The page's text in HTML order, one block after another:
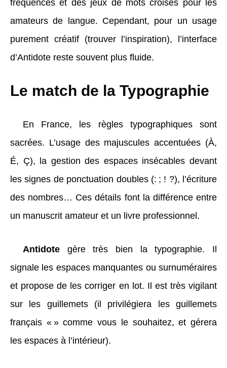
fréquences et des jeux de mots croisés pour les
amateurs de langue. Cependant, pour un usage
purement créatif (trouver l’inspiration), l’interface
d’Antidote reste souvent plus fluide.
Le match de la Typographie
En France, les règles typographiques sont
sacrées. L’usage des majuscules accentuées (À,
É, Ç), la gestion des espaces insécables devant
les signes de ponctuation doubles (: ; ! ?), l’écriture
des nombres… Ces détails font la différence entre
un manuscrit amateur et un livre professionnel.
Antidote gère très bien la typographie. Il
signale les espaces manquantes ou surnuméraires
et propose de les corriger en lot. Il est très vigilant
sur les guillemets (il privilégiera les guillemets
français « » comme vous le souhaitez, et gérera
les espaces à l’intérieur).